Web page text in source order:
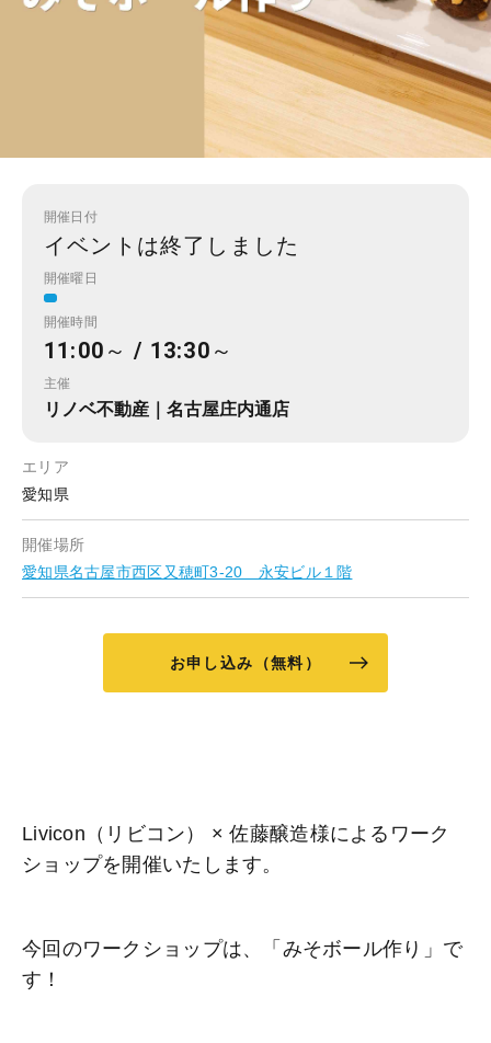
開催日付
イベントは終了しました
開催曜日
開催時間
11:00～ / 13:30～
主催
リノベ不動産｜名古屋庄内通店
エリア
愛知県
開催場所
愛知県名古屋市西区又穂町3-20 永安ビル１階
お申し込み（無料）
Livicon（リビコン） × 佐藤醸造様によるワーク
ショップを開催いたします。
今回のワークショップは、「みそボール作り」で
す！